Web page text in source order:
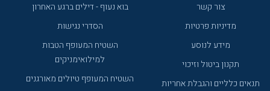
צור קשר
מדיניות פרטיות
מידע לנוסע
תקנון ביטול וזיכוי
תנאים כלליים והגבלת אחריות
בוא נעוף - דילים ברגע האחרון
הסדרי נגישות
השטיח המעופף הטבות
למילואימניקים
השטיח המעופף טיולים מאורגנים